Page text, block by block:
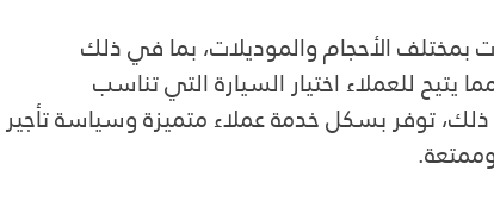
الأحجام والموديلات، بما في ذلك
يتيح للعملاء اختيار السيارة التي تناسب
ذلك، توفر بسكل خدمة عملاء متميزة وسياسة تأجير